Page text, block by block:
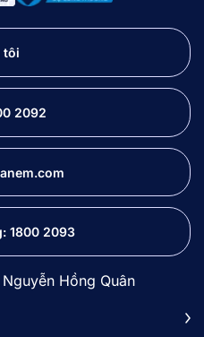
tôi
2092
1800 2093
Hồng Quân